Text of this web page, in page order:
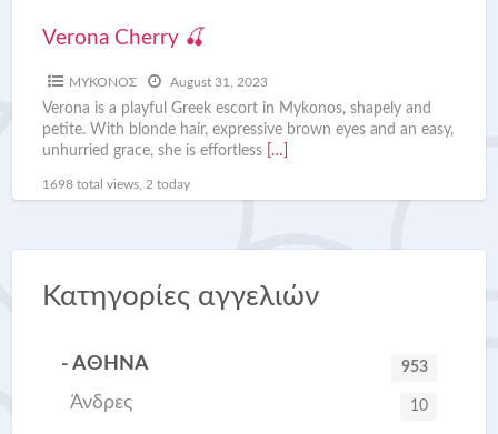
Verona Cherry 🍒
ΜΥΚΟΝΟΣ August 31, 2023
Verona is a playful Greek escort in Mykonos, shapely and
petite. With blonde hair, expressive brown eyes and an easy,
unhurried grace, she is effortless
[…]
1698 total views, 2 today
Κατηγορίες αγγελιών
- ΑΘΗΝΑ 953
Άνδρες 10